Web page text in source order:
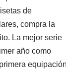
de
compra la
La mejor serie
año como